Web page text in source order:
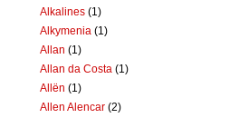
Alkalines (1)
Alkymenia (1)
Allan (1)
Allan da Costa (1)
Allën (1)
Allen Alencar (2)